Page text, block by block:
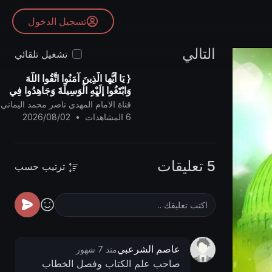
تسجيل الدخول
التالي
تشغيل تلقائي
{ يَا أيُّها الَّذِينَ آمَنُوا اتَّقُوا اللَّهَ
وَابْتَغُوا إِلَيْهِ الْوَسِيلَةَ وَجَاهِدُوا فِي
سَبِيلِهِ لَعَلَّكُمْ تُفْلِحُونَ }
قناة الامام المهدي ناصر محمد اليماني
6 المشاهدات
•
2026/08/02
5 تعليقات ترتيب حسب
عاصم الشرعبيمنذ 7 شهور
صاحب علم الكتاب وفصل الخطاب